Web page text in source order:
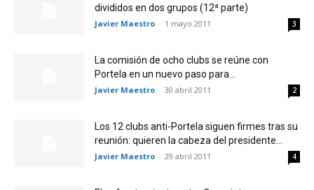
divididos en dos grupos (12ª parte)
Javier Maestro - 1 mayo 2011 3
La comisión de ocho clubs se reúne con
Portela en un nuevo paso para...
Javier Maestro - 30 abril 2011 2
Los 12 clubs anti-Portela siguen firmes tras su
reunión: quieren la cabeza del presidente...
Javier Maestro - 29 abril 2011 4